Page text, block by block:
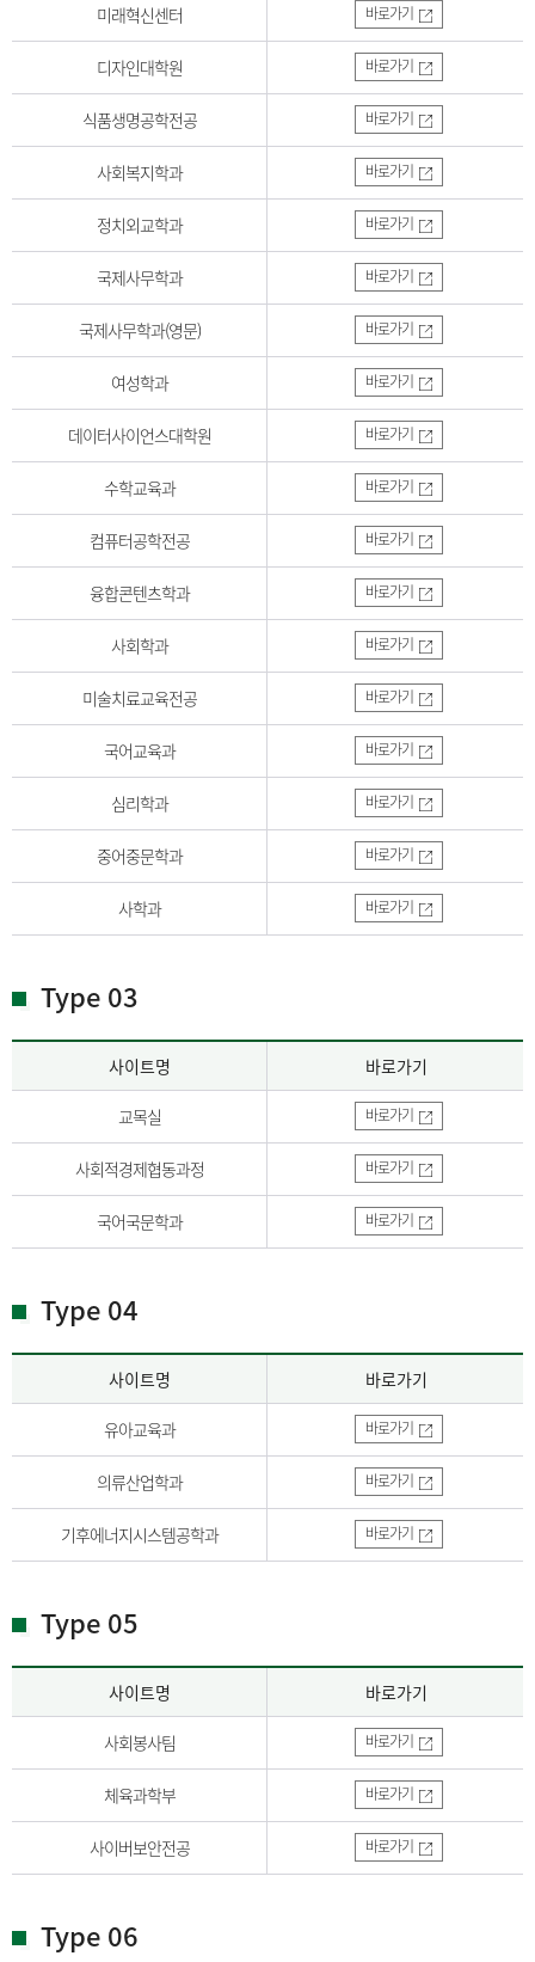
미래혁신센터 바로가기
디자인대학원 바로가기
식품생명공학전공 바로가기
사회복지학과 바로가기
정치외교학과 바로가기
국제사무학과 바로가기
국제사무학과(영문) 바로가기
여성학과 바로가기
데이터사이언스대학원 바로가기
수학교육과 바로가기
컴퓨터공학전공 바로가기
융합콘텐츠학과 바로가기
사회학과 바로가기
미술치료교육전공 바로가기
국어교육과 바로가기
심리학과 바로가기
중어중문학과 바로가기
사학과 바로가기
Type 03
사이트명 바로가기
교목실 바로가기
사회적경제협동과정 바로가기
국어국문학과 바로가기
Type 04
사이트명 바로가기
유아교육과 바로가기
의류산업학과 바로가기
기후에너지시스템공학과 바로가기
Type 05
사이트명 바로가기
사회봉사팀 바로가기
체육과학부 바로가기
사이버보안전공 바로가기
Type 06